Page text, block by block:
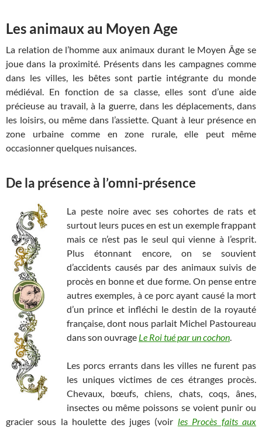
Les animaux au Moyen Age
La relation de l’homme aux animaux durant le Moyen Âge se
joue dans la proximité. Présents dans les campagnes comme
dans les villes, les bêtes sont partie intégrante du monde
médiéval. En fonction de sa classe, elles sont d’une aide
précieuse au travail, à la guerre, dans les déplacements, dans
les loisirs, ou même dans l’assiette. Quant à leur présence en
zone urbaine comme en zone rurale, elle peut même
occasionner quelques nuisances.
De la présence à l’omni-présence
La peste noire avec ses cohortes de rats et
surtout leurs puces en est un exemple frappant
mais ce n’est pas le seul qui vienne à l’esprit.
Plus étonnant encore, on se souvient
d’accidents causés par des animaux suivis de
procès en bonne et due forme. On pense entre
autres exemples, à ce porc ayant causé la mort
d’un prince et infléchi le destin de la royauté
française, dont nous parlait Michel Pastoureau
dans son ouvrage Le Roi tué par un cochon.
Les porcs errants dans les villes ne furent pas
les uniques victimes de ces étranges procès.
Chevaux, bœufs, chiens, chats, coqs, ânes,
insectes ou même poissons se voient punir ou
gracier sous la houlette des juges (voir les Procès faits aux